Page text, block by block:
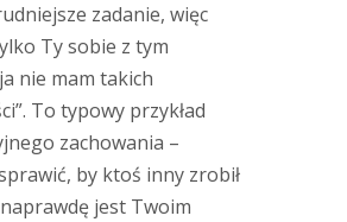
zadanie, więc
Ty sobie z tym
nie mam takich
To typowy przykład
zachowania –
by ktoś inny zrobił
jest Twoim